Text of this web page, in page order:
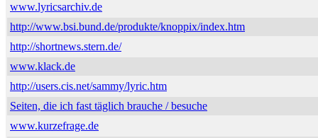
www.lyricsarchiv.de
http://www.bsi.bund.de/produkte/knoppix/index.htm
http://shortnews.stern.de/
www.klack.de
http://users.cis.net/sammy/lyric.htm
Seiten, die ich fast täglich brauche / besuche
www.kurzefrage.de